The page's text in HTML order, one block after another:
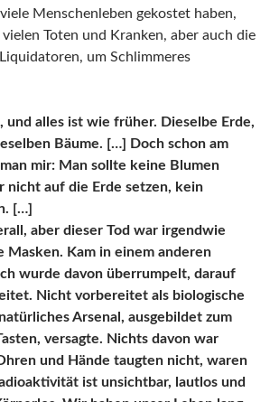
Menschenleben gekostet haben,
Toten und Kranken, aber auch die
um Schlimmeres
und alles ist wie früher. Dieselbe Erde,
Bäume. […] Doch schon am
mir: Man sollte keine Blumen
nicht auf die Erde setzen, kein
[…]
aber dieser Tod war irgendwie
Masken. Kam in einem anderen
wurde davon überrumpelt, darauf
Nicht vorbereitet als biologische
Arsenal, ausgebildet zum
versagte. Nichts davon war
und Hände taugten nicht, waren
ist unsichtbar, lautlos und